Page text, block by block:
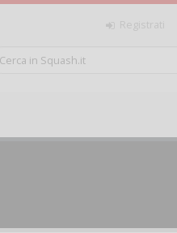
Registrati